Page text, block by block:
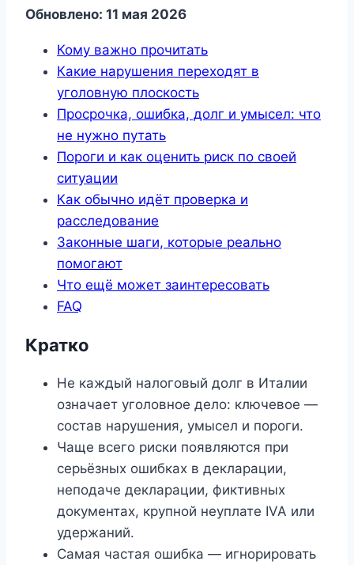
Обновлено: 11 мая 2026
Кому важно прочитать
Какие нарушения переходят в
уголовную плоскость
Просрочка, ошибка, долг и умысел: что
не нужно путать
Пороги и как оценить риск по своей
ситуации
Как обычно идёт проверка и
расследование
Законные шаги, которые реально
помогают
Что ещё может заинтересовать
FAQ
Кратко
Не каждый налоговый долг в Италии
означает уголовное дело: ключевое —
состав нарушения, умысел и пороги.
Чаще всего риски появляются при
серьёзных ошибках в декларации,
неподаче декларации, фиктивных
документах, крупной неуплате IVA или
удержаний.
Самая частая ошибка — игнорировать